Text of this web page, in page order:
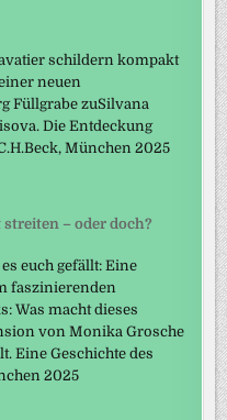
schildern kompakt
neuen
Füllgrabe zuSilvana
Die Entdeckung
München 2025
– oder doch?
euch gefällt: Eine
faszinierenden
Was macht dieses
von Monika Grosche
Eine Geschichte des
2025